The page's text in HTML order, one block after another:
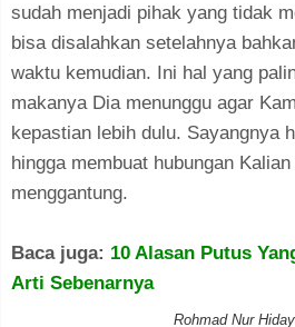
sudah menjadi pihak yang tidak
bisa disalahkan setelahnya
waktu kemudian. Ini hal yang
makanya Dia menunggu agar
kepastian lebih dulu. Sayangnya
hingga membuat hubungan
menggantung.
Baca juga: 10 Alasan Putus
Arti Sebenarnya
Rohmad Nur